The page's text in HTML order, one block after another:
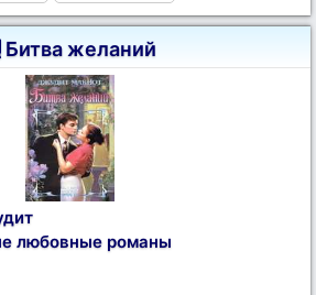
Битва желаний
любовные романы